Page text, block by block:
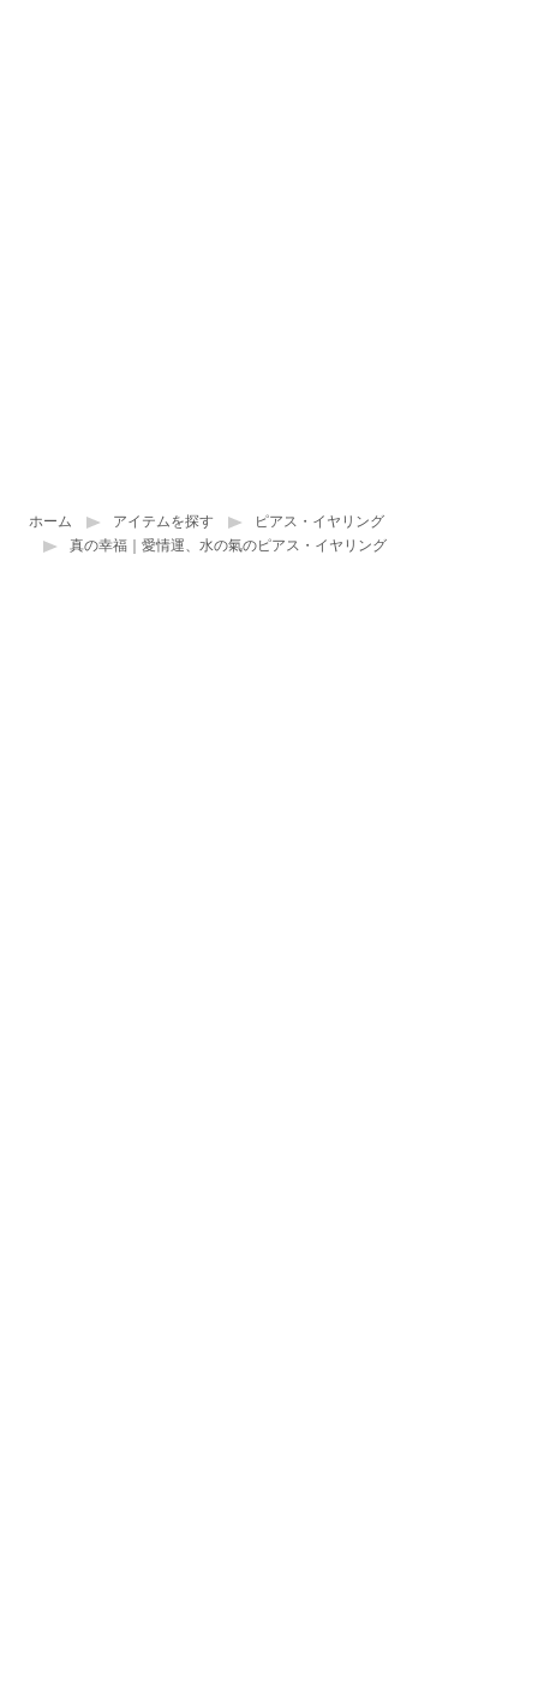
ホーム アイテムを探す
ピアス・イヤリング
真の幸福｜愛情運、水の氣のピアス・イヤリング